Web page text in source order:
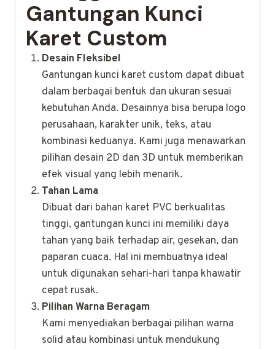
Gantungan Kunci
Karet Custom
Desain Fleksibel
Gantungan kunci karet custom dapat dibuat
dalam berbagai bentuk dan ukuran sesuai
kebutuhan Anda. Desainnya bisa berupa logo
perusahaan, karakter unik, teks, atau
kombinasi keduanya. Kami juga menawarkan
pilihan desain 2D dan 3D untuk memberikan
efek visual yang lebih menarik.
Tahan Lama
Dibuat dari bahan karet PVC berkualitas
tinggi, gantungan kunci ini memiliki daya
tahan yang baik terhadap air, gesekan, dan
paparan cuaca. Hal ini membuatnya ideal
untuk digunakan sehari-hari tanpa khawatir
cepat rusak.
Pilihan Warna Beragam
Kami menyediakan berbagai pilihan warna
solid atau kombinasi untuk mendukung